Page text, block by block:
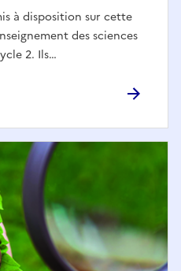
à disposition sur cette
des sciences
2. Ils…